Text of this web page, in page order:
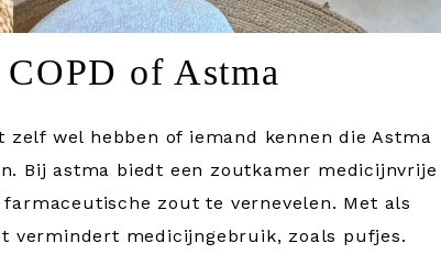
of Astma
wel hebben of iemand kennen die Astma
Bij astma biedt een zoutkamer medicijnvrije
zout te vernevelen. Met als
vermindert medicijngebruik, zoals pufjes.